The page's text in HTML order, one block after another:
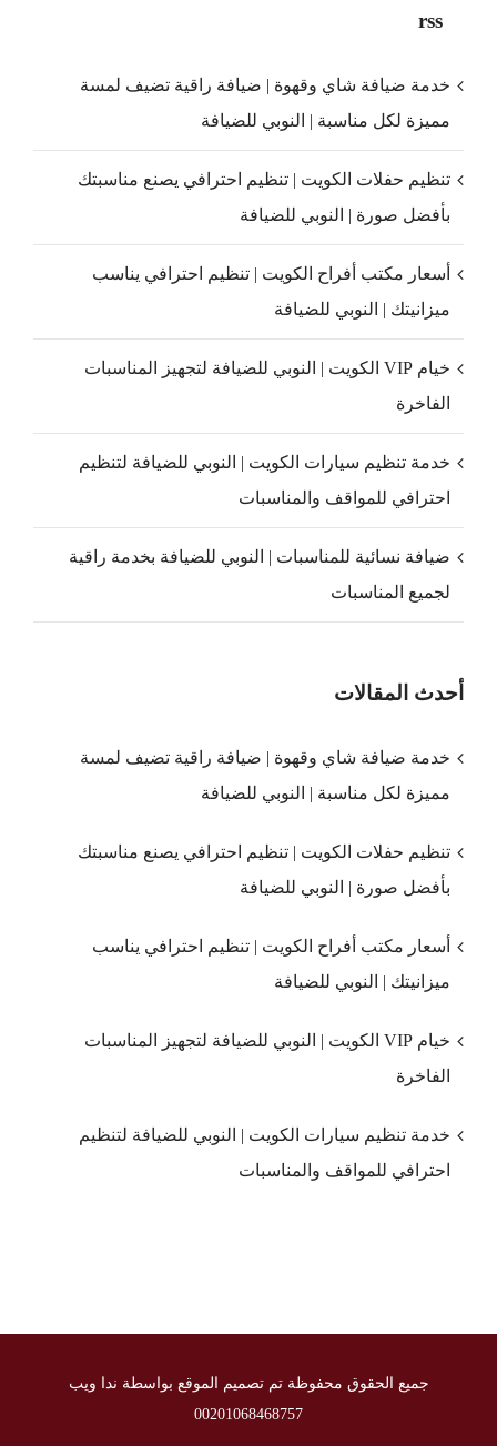
rss
خدمة ضيافة شاي وقهوة | ضيافة راقية تضيف لمسة
مميزة لكل مناسبة | النوبي للضيافة
تنظيم حفلات الكويت | تنظيم احترافي يصنع مناسبتك
بأفضل صورة | النوبي للضيافة
أسعار مكتب أفراح الكويت | تنظيم احترافي يناسب
ميزانيتك | النوبي للضيافة
خيام VIP الكويت | النوبي للضيافة لتجهيز المناسبات
الفاخرة
خدمة تنظيم سيارات الكويت | النوبي للضيافة لتنظيم
احترافي للمواقف والمناسبات
ضيافة نسائية للمناسبات | النوبي للضيافة بخدمة راقية
لجميع المناسبات
أحدث المقالات
خدمة ضيافة شاي وقهوة | ضيافة راقية تضيف لمسة
مميزة لكل مناسبة | النوبي للضيافة
تنظيم حفلات الكويت | تنظيم احترافي يصنع مناسبتك
بأفضل صورة | النوبي للضيافة
أسعار مكتب أفراح الكويت | تنظيم احترافي يناسب
ميزانيتك | النوبي للضيافة
خيام VIP الكويت | النوبي للضيافة لتجهيز المناسبات
الفاخرة
خدمة تنظيم سيارات الكويت | النوبي للضيافة لتنظيم
احترافي للمواقف والمناسبات
جميع الحقوق محفوظة تم تصميم الموقع بواسطة ندا ويب
00201068468757